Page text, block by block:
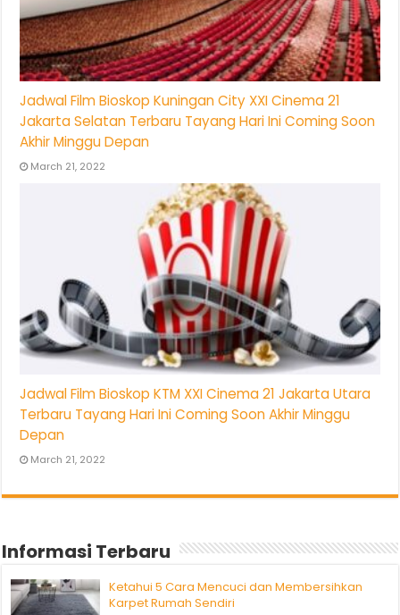
Jadwal Film Bioskop Kuningan City XXI Cinema 21
Jakarta Selatan Terbaru Tayang Hari Ini Coming Soon
Akhir Minggu Depan
March 21, 2022
Jadwal Film Bioskop KTM XXI Cinema 21 Jakarta Utara
Terbaru Tayang Hari Ini Coming Soon Akhir Minggu
Depan
March 21, 2022
Informasi Terbaru
Ketahui 5 Cara Mencuci dan Membersihkan
Karpet Rumah Sendiri